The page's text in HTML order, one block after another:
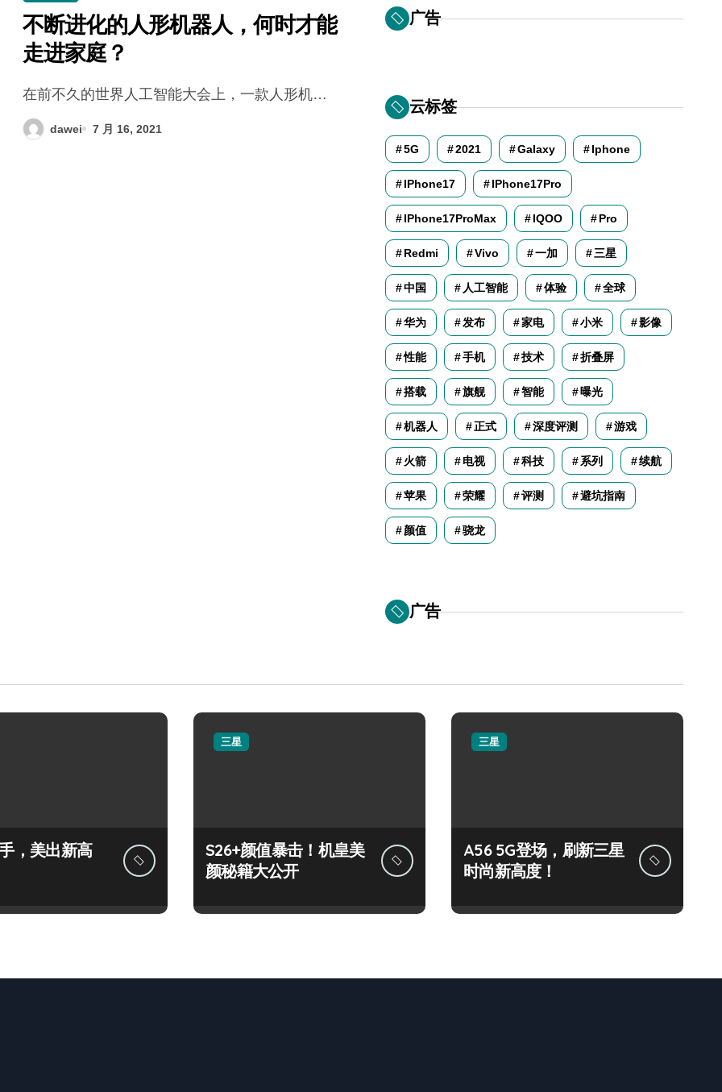
不断进化的人形机器人，何时才能
走进家庭？
在前不久的世界人工智能大会上，一款人形机…
dawei 7 月 16, 2021
广告
云标签
5G 2021 Galaxy Iphone
IPhone17 IPhone17Pro
IPhone17ProMax IQOO Pro
Redmi Vivo 一加 三星
中国 人工智能 体验 全球
华为 发布 家电 小米 影像
性能 手机 技术 折叠屏
搭载 旗舰 智能 曝光
机器人 正式 深度评测 游戏
火箭 电视 科技 系列 续航
苹果 荣耀 评测 避坑指南
颜值 骁龙
广告
，美出新高
三星
S26+颜值暴击！机皇美
颜秘籍大公开
三星
A56 5G登场，刷新三星
时尚新高度！